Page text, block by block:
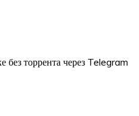
без торрента через Telegram